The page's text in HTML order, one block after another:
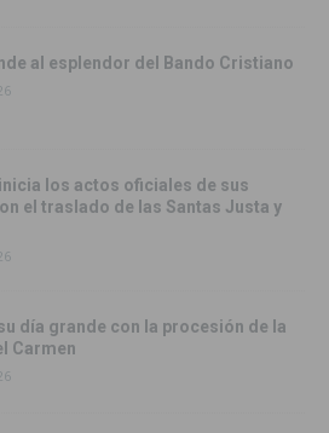
al esplendor del Bando Cristiano
los actos oficiales de sus
el traslado de las Santas Justa y
día grande con la procesión de la
Carmen